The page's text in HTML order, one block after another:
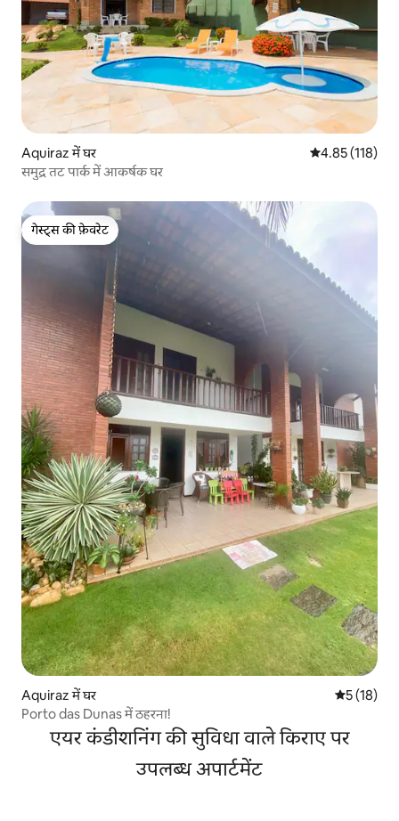
Aquiraz में घर औसत रेटिंग 5 में से
4.85 (118)
समुद्र तट पार्क में आकर्षक घर
गेस्ट्स की फ़ेवरेट
गेस्ट्स की फ़ेवरेट
Aquiraz में घर औसत रेटिंग
5 (18)
Porto das Dunas में ठहरना!
एयर कंडीशनिंग की सुविधा वाले किराए पर
उपलब्ध अपार्टमेंट